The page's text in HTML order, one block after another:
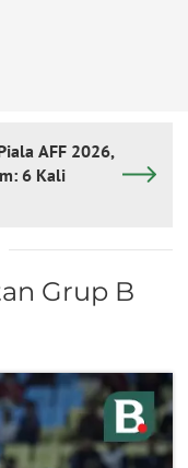
AFF 2026,
6 Kali
Grup B